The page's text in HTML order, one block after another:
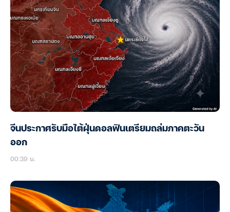
จีนประกาศรับมือไต้ฝุ่นดอลฟินเตรียมถล่มภาคตะวัน
ออก
00:39 น.